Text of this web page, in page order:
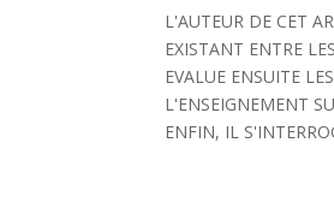
L'AUTEUR DE CET
EXISTANT ENTRE
EVALUE ENSUITE
L'ENSEIGNEMENT
ENFIN, IL